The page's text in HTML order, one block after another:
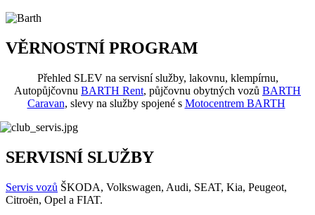
VĚRNOSTNÍ PROGRAM
Přehled SLEV na servisní služby, lakovnu, klempírnu,
Autopůjčovnu BARTH Rent, půjčovnu obytných vozů BARTH
Caravan, slevy na služby spojené s Motocentrem BARTH
SERVISNÍ SLUŽBY
Servis vozů ŠKODA, Volkswagen, Audi, SEAT, Kia, Peugeot,
Citroën, Opel a FIAT.